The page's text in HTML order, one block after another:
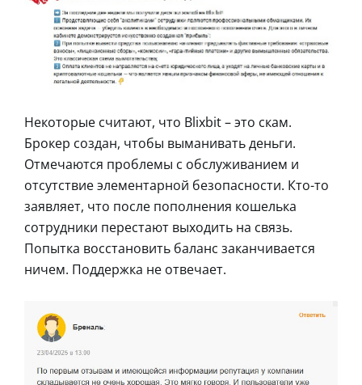
Некоторые считают, что Blixbit – это скам.
Брокер создан, чтобы выманивать деньги.
Отмечаются проблемы с обслуживанием и
отсутствие элементарной безопасности. Кто-то
заявляет, что после пополнения кошелька
сотрудники перестают выходить на связь.
Попытка восстановить баланс заканчивается
ничем. Поддержка не отвечает.